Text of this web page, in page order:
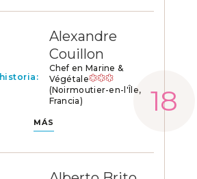
Alexandre
Couillon
Chef en Marine &
Végétale
(Noirmoutier-en-l'Île,
Francia)
MÁS